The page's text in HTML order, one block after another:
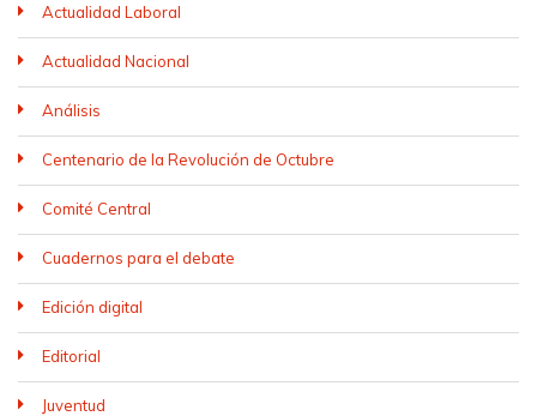
Actualidad Laboral
Actualidad Nacional
Análisis
Centenario de la Revolución de Octubre
Comité Central
Cuadernos para el debate
Edición digital
Editorial
Juventud